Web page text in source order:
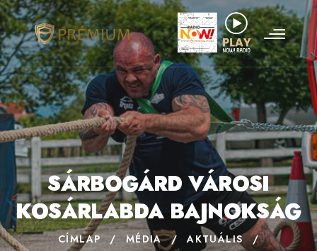
SÁRBOGÁRD VÁROSI
KOSÁRLABDA BAJNOKSÁG
CÍMLAP / MÉDIA / AKTUÁLIS /